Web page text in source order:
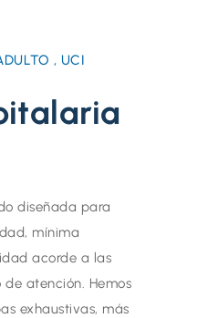
, UCI
diseñada para
mínima
acorde a las
atención. Hemos
exhaustivas, más